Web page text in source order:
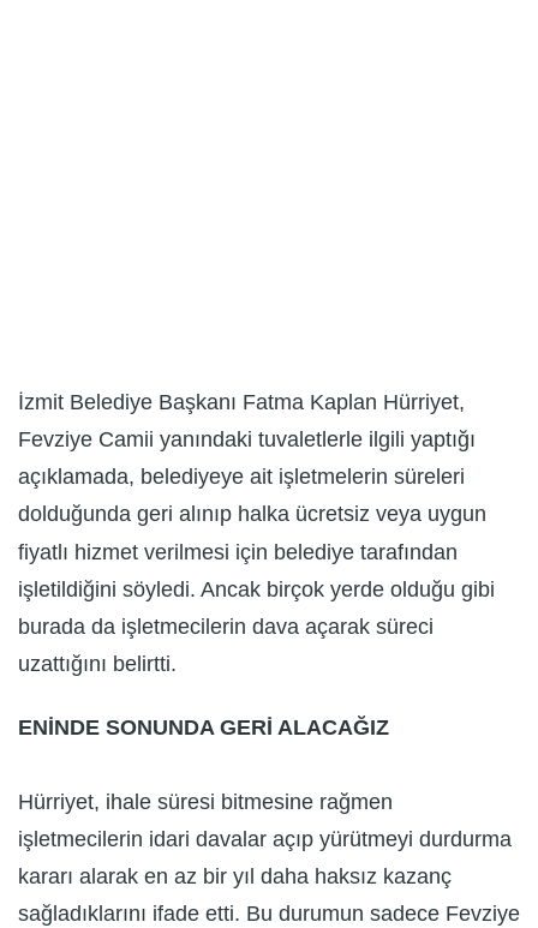
İzmit Belediye Başkanı Fatma Kaplan Hürriyet,
Fevziye Camii yanındaki tuvaletlerle ilgili yaptığı
açıklamada, belediyeye ait işletmelerin süreleri
dolduğunda geri alınıp halka ücretsiz veya uygun
fiyatlı hizmet verilmesi için belediye tarafından
işletildiğini söyledi. Ancak birçok yerde olduğu gibi
burada da işletmecilerin dava açarak süreci
uzattığını belirtti.
ENİNDE SONUNDA GERİ ALACAĞIZ
Hürriyet, ihale süresi bitmesine rağmen
işletmecilerin idari davalar açıp yürütmeyi durdurma
kararı alarak en az bir yıl daha haksız kazanç
sağladıklarını ifade etti. Bu durumun sadece Fevziye